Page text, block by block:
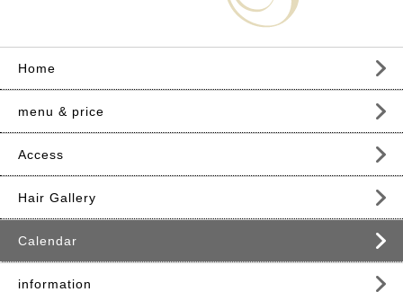
Home
menu & price
Access
Hair Gallery
Calendar
information